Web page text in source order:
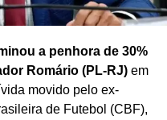
da Colômbia
morte de ex-
a penhora de 30%
Romário (PL-RJ)em
movido pelo ex-
de Futebol (CBF),